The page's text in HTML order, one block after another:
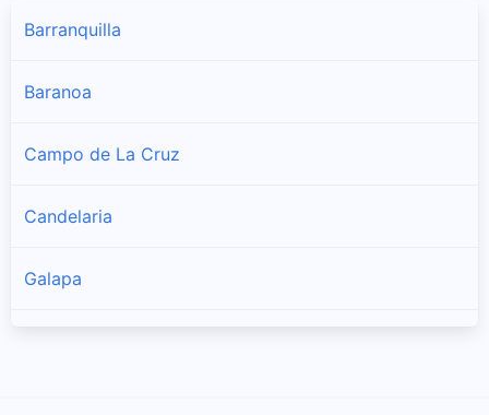
Barranquilla
Baranoa
Campo de La Cruz
Candelaria
Galapa